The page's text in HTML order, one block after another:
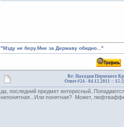
"Мзду не беру.Мне за Державу обидно..."
Re: Находки Пермского
Ответ #24 - 04.12.2011 ::
да, последний предмет
непонятная...Или понятная? Может,